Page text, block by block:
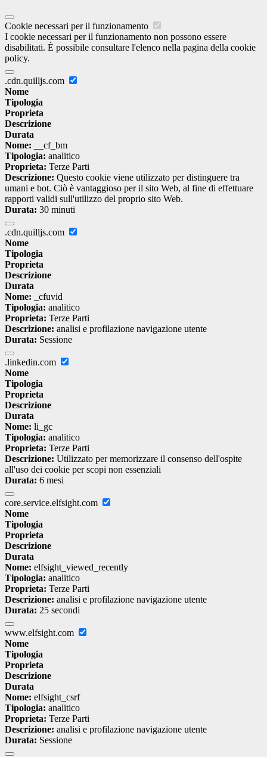
Cookie necessari per il funzionamento
I cookie necessari per il funzionamento non possono essere
disabilitati. È possibile consultare l'elenco nella pagina della cookie
policy.
.cdn.quilljs.com
Nome
Tipologia
Proprieta
Descrizione
Durata
Nome: __cf_bm
Tipologia: analitico
Proprieta: Terze Parti
Descrizione: Questo cookie viene utilizzato per distinguere tra
umani e bot. Ciò è vantaggioso per il sito Web, al fine di effettuare
rapporti validi sull'utilizzo del proprio sito Web.
Durata: 30 minuti
.cdn.quilljs.com
Nome
Tipologia
Proprieta
Descrizione
Durata
Nome: _cfuvid
Tipologia: analitico
Proprieta: Terze Parti
Descrizione: analisi e profilazione navigazione utente
Durata: Sessione
.linkedin.com
Nome
Tipologia
Proprieta
Descrizione
Durata
Nome: li_gc
Tipologia: analitico
Proprieta: Terze Parti
Descrizione: Utilizzato per memorizzare il consenso dell'ospite
all'uso dei cookie per scopi non essenziali
Durata: 6 mesi
core.service.elfsight.com
Nome
Tipologia
Proprieta
Descrizione
Durata
Nome: elfsight_viewed_recently
Tipologia: analitico
Proprieta: Terze Parti
Descrizione: analisi e profilazione navigazione utente
Durata: 25 secondi
www.elfsight.com
Nome
Tipologia
Proprieta
Descrizione
Durata
Nome: elfsight_csrf
Tipologia: analitico
Proprieta: Terze Parti
Descrizione: analisi e profilazione navigazione utente
Durata: Sessione